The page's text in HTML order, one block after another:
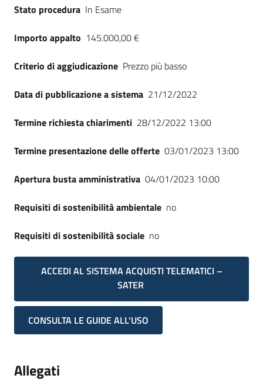
English
site
su
Stato procedura In Esame
Importo appalto 145.000,00 €
Criterio di aggiudicazione Prezzo più basso
Data di pubblicazione a sistema 21/12/2022
Termine richiesta chiarimenti 28/12/2022 13:00
Termine presentazione delle offerte 03/01/2023 13:00
Apertura busta amministrativa 04/01/2023 10:00
Requisiti di sostenibilità ambientale no
Requisiti di sostenibilità sociale no
ACCEDI AL SISTEMA ACQUISTI TELEMATICI –
SATER
CONSULTA LE GUIDE ALL'USO
Allegati